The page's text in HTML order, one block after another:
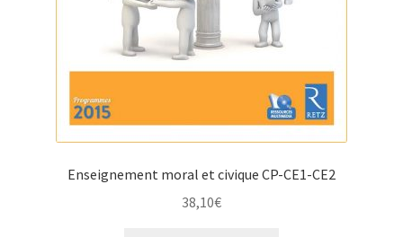
Enseignement moral et civique CP-CE1-CE2
38,10€